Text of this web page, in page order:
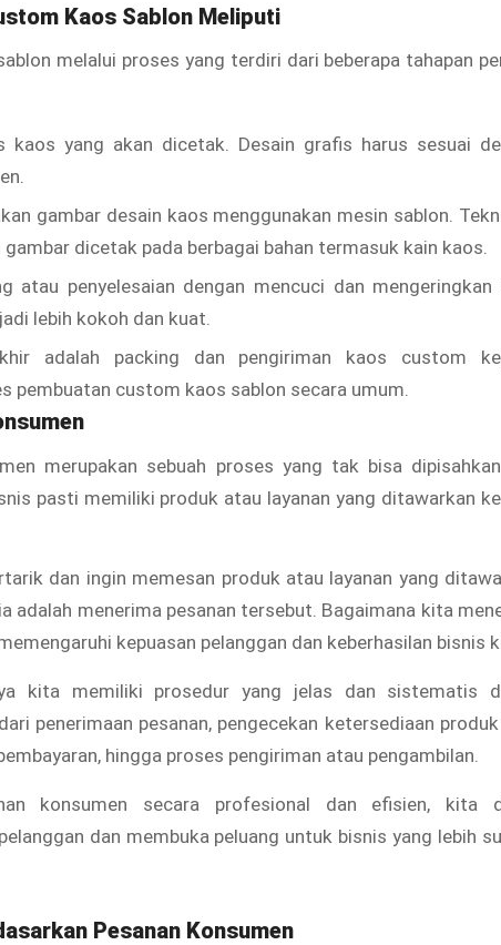
Kaos Sablon Meliputi
melalui proses yang terdiri dari beberapa tahapan
kaos yang akan dicetak. Desain grafis harus sesuai
gambar desain kaos menggunakan mesin sablon.
dicetak pada berbagai bahan termasuk kain kaos.
atau penyelesaian dengan mencuci dan mengeringkan
lebih kokoh dan kuat.
adalah packing dan pengiriman kaos custom
pembuatan custom kaos sablon secara umum.
merupakan sebuah proses yang tak bisa
pasti memiliki produk atau layanan yang ditawarkan
dan ingin memesan produk atau layanan yang
adalah menerima pesanan tersebut. Bagaimana kita
kepuasan pelanggan dan keberhasilan bisnis
kita memiliki prosedur yang jelas dan sistematis
penerimaan pesanan, pengecekan ketersediaan
hingga proses pengiriman atau pengambilan.
konsumen secara profesional dan efisien, kita
dan membuka peluang untuk bisnis yang lebih
Pesanan Konsumen